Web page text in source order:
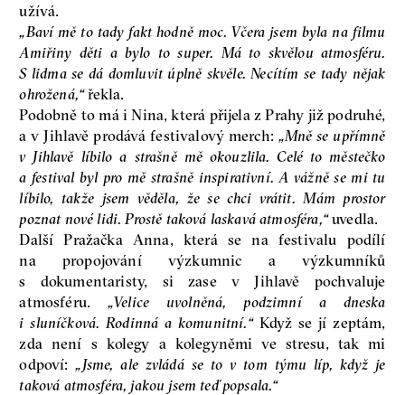
užívá.
„Baví mě to tady fakt hodně moc. Včera jsem byla na filmu
Amiřiny děti a bylo to super. Má to skvělou atmosféru.
S lidma se dá domluvit úplně skvěle. Necítím se tady nějak
ohrožená,“řekla.
Podobně to má i Nina, která přijela z Prahy již podruhé,
a v Jihlavě prodává festivalový merch: „Mně se upřímně
v Jihlavě líbilo a strašně mě okouzlila. Celé to městečko
a festival byl pro mě strašně inspirativní. A vážně se mi tu
líbilo, takže jsem věděla, že se chci vrátit. Mám prostor
poznat nové lidi. Prostě taková laskavá atmosféra,“uvedla.
Další Pražačka Anna, která se na festivalu podílí
na propojování výzkumnic a výzkumníků
s dokumentaristy, si zase v Jihlavě pochvaluje
atmosféru. „Velice uvolněná, podzimní a dneska
i sluníčková. Rodinná a komunitní.“Když se jí zeptám,
zda není s kolegy a kolegyněmi ve stresu, tak mi
odpoví:„Jsme, ale zvládá se to v tom týmu líp, když je
taková atmosféra, jakou jsem teď popsala.“